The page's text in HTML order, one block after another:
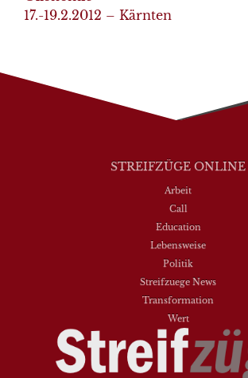
17.-19.2.2012 – Kärnten
STREIFZÜGE ONLINE
Arbeit
Call
Education
Lebensweise
Politik
Streifzuege News
Transformation
Wert